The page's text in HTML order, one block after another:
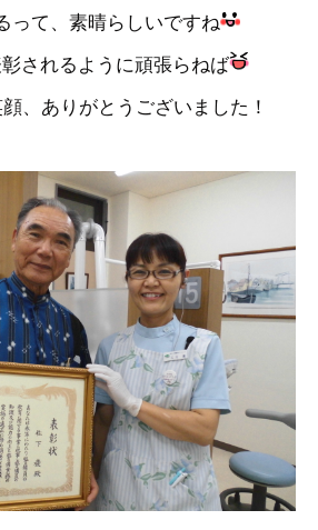
って、素晴らしいですね
されるように頑張らねば
、ありがとうございました！